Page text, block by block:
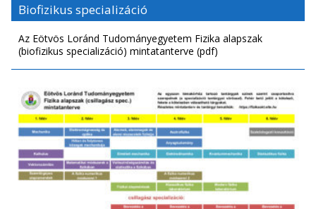
Biofizikus specializáció
Az Eötvös Loránd Tudományegyetem Fizika alapszak
(biofizikus specializáció) mintatanterve (pdf)